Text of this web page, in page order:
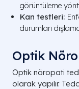
görüntüleme
Kan testleri:
durumları
Optik
Optik nöropati
olarak yapılır.